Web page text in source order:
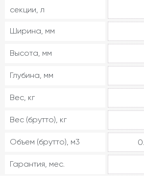
секции, л
Ширина, мм
Высота, мм
Глубина, мм
Вес, кг
Вес (брутто), кг
Объем (брутто), м3
Гарантия, мес.